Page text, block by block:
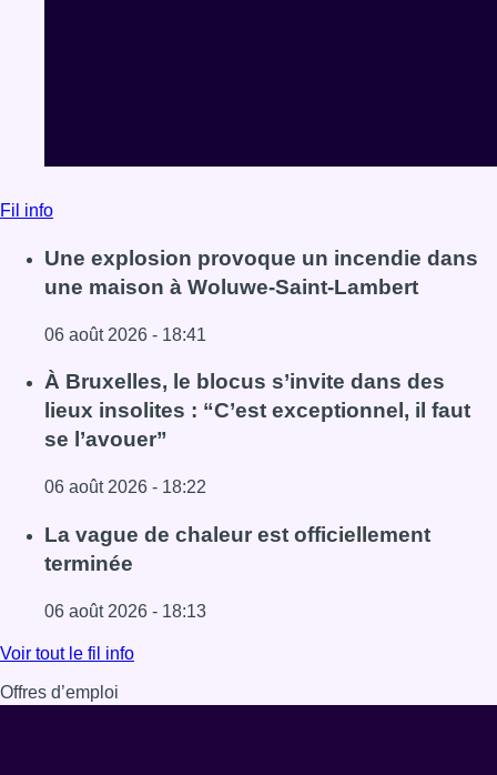
Fil info
Une explosion provoque un incendie dans
une maison à Woluwe-Saint-Lambert
06 août 2026 - 18:41
Lire l'article Une explosion provoque un incendie dans
À Bruxelles, le blocus s’invite dans des
lieux insolites : “C’est exceptionnel, il faut
se l’avouer”
06 août 2026 - 18:22
Lire l'article À Bruxelles, le blocus s’invite dans des lieux
La vague de chaleur est officiellement
terminée
06 août 2026 - 18:13
Lire l'article La vague de chaleur est officiellement
Voir tout le fil info
Offres d’emploi